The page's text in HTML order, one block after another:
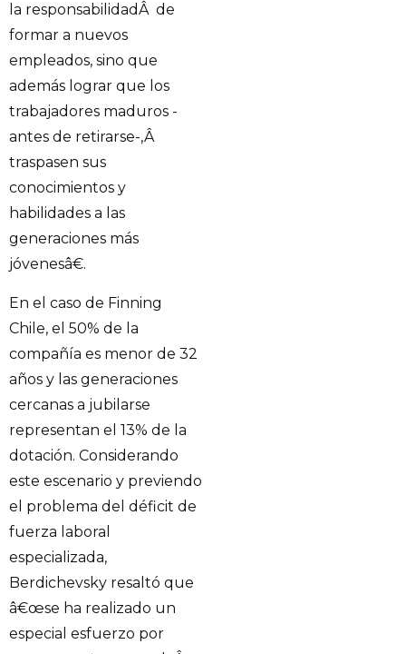
la responsabilidadÂ de
formar a nuevos
empleados, sino que
además lograr que los
trabajadores maduros -
antes de retirarse-,Â
traspasen sus
conocimientos y
habilidades a las
generaciones más
jóvenesâ€.
En el caso de Finning
Chile, el 50% de la
compañía es menor de 32
años y las generaciones
cercanas a jubilarse
representan el 13% de la
dotación. Considerando
este escenario y previendo
el problema del déficit de
fuerza laboral
especializada,
Berdichevsky resaltó que
â€œse ha realizado un
especial esfuerzo por